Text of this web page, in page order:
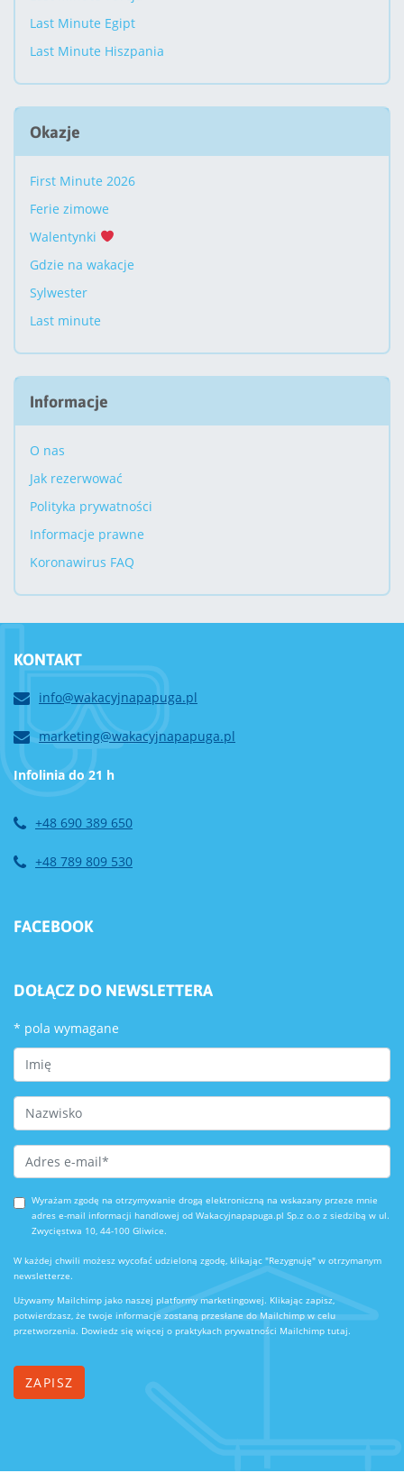
Last Minute Egipt
Last Minute Hiszpania
Okazje
First Minute 2026
Ferie zimowe
Walentynki
Gdzie na wakacje
Sylwester
Last minute
Informacje
O nas
Jak rezerwować
Polityka prywatności
Informacje prawne
Koronawirus FAQ
KONTAKT
info@wakacyjnapapuga.pl
marketing@wakacyjnapapuga.pl
Infolinia do 21 h
+48 690 389 650
+48 789 809 530
FACEBOOK
DOŁĄCZ DO NEWSLETTERA
* pola wymagane
First Name
Last Name
Email Address *
Wyrażam zgodę na otrzymywanie drogą elektroniczną na wskazany przeze mnie
adres e-mail informacji handlowej od Wakacyjnapapuga.pl Sp.z o.o z siedzibą w ul.
Zwycięstwa 10, 44-100 Gliwice.
W każdej chwili możesz wycofać udzieloną zgodę, klikając "Rezygnuję" w otrzymanym
newsletterze.
Używamy Mailchimp jako naszej platformy marketingowej. Klikając zapisz,
potwierdzasz, że twoje informacje zostaną przesłane do Mailchimp w celu
przetworzenia. Dowiedz się więcej o praktykach prywatności Mailchimp tutaj.